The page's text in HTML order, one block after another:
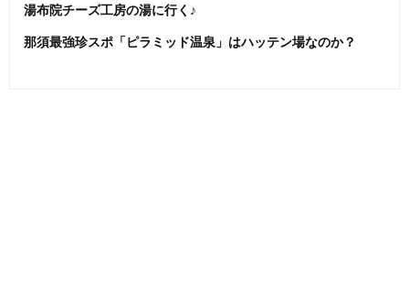
湯布院チーズ工房の湯に行く♪
那須最強珍スポ「ピラミッド温泉」はハッテン場なのか？